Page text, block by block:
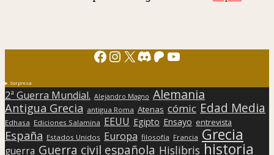
Facebook
Instagram
X Discord
Patreon
YouTube
Sorpresa
2ª Guerra Mundial. Alejandro Magno Alemania
Antigua Grecia antigua Roma Atenas cómic Edad Media
Edhasa Ediciones Salamina EEUU Egipto Ensayo entrevista
España Estados Unidos Europa filosofía Francia Grecia
guerra Guerra civil española Hislibris historia